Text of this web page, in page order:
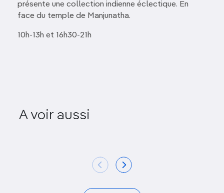
présente une collection indienne éclectique. En
face du temple de Manjunatha.
10h-13h et 16h30-21h
A voir aussi
Parishath